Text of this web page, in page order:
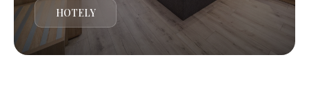
HOTELY